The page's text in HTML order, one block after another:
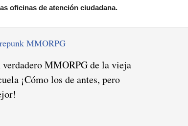
oficinas de atención ciudadana.
MMORPG
verdadero MMORPG de la vieja
¡Cómo los de antes, pero